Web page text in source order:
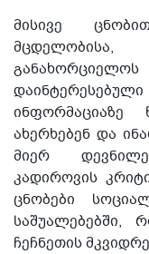
მისივე
განახორციელოს
ინფორმაციაზე
ახერხებენ და
მიერ
კადიროვის
ცნობები
ჩეჩნეთის